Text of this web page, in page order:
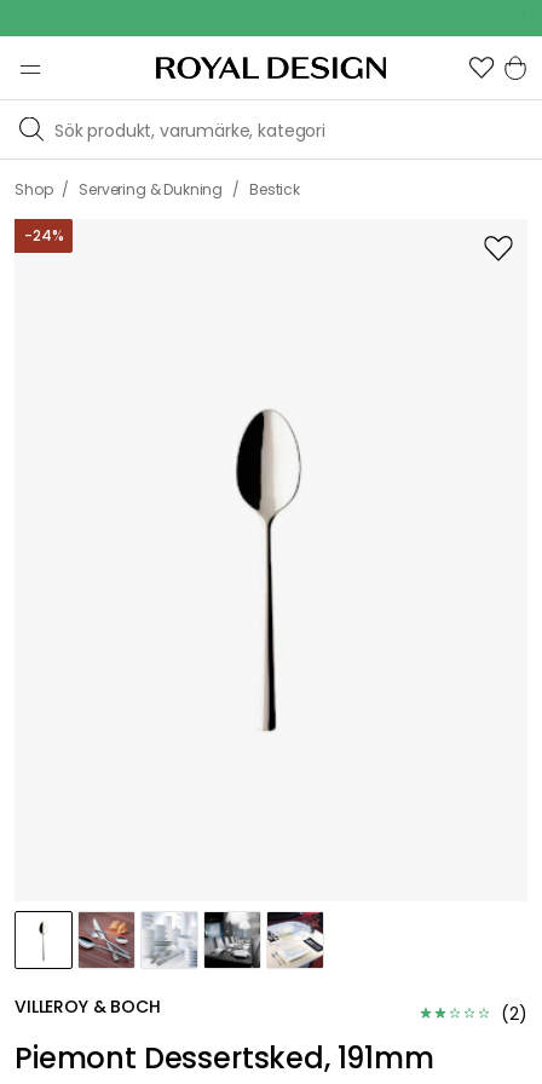
Shop / Servering & Dukning / Bestick
-24%
VILLEROY & BOCH (2)
Piemont Dessertsked, 191mm